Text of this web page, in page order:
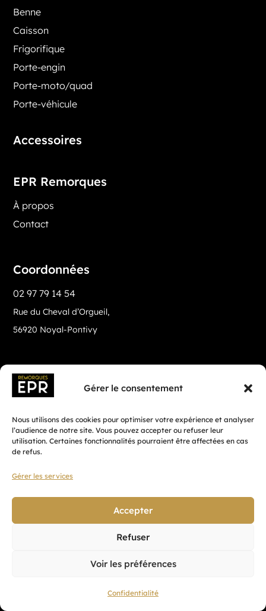
Gérer le consentement
Nous utilisons des cookies pour optimiser votre expérience et analyser
l’audience de notre site. Vous pouvez accepter ou refuser leur
utilisation. Certaines fonctionnalités pourraient être affectées en cas
de refus.
Gérer les services
Accepter
Refuser
Voir les préférences
Confidentialité
Benne
Caisson
Frigorifique
Porte-engin
Porte-moto/quad
Porte-véhicule
Accessoires
EPR Remorques
À propos
Contact
Coordonnées
02 97 79 14 54
Rue du Cheval d’Orgueil,
56920 Noyal-Pontivy